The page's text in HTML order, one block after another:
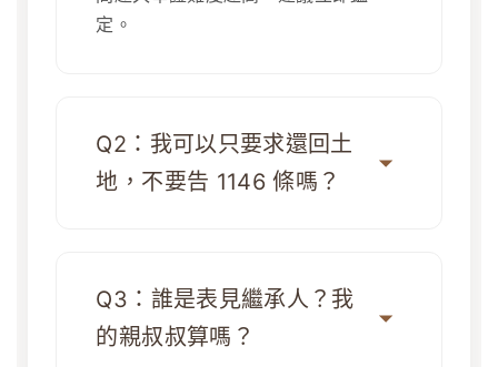
定。
Q2：我可以只要求還回土
地，不要告 1146 條嗎？
Q3：誰是表見繼承人？我
的親叔叔算嗎？